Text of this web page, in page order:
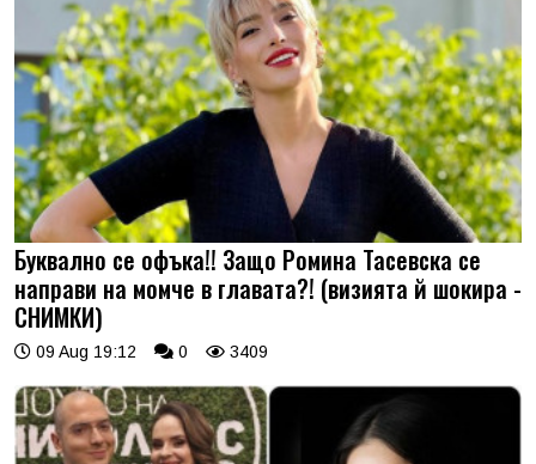
Буквално се офъка!! Защо Ромина Тасевска се
направи на момче в главата?! (визията й шокира -
СНИМКИ)
09 Aug 19:12 0 3409